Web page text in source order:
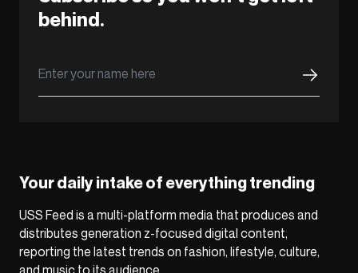
behind.
Your daily intake of everything trending
USS Feed is a multi-platform media that produces and
distributes generation z-focused digital content,
reporting the latest trends on fashion, lifestyle, culture,
and music to its audience.